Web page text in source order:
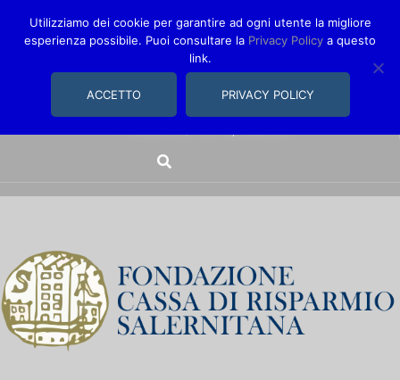
comunica@fondazionecarisal.it089 230611
Utilizziamo dei cookie per garantire ad ogni utente la migliore
esperienza possibile. Puoi consultare la Privacy Policy a questo
link.
ACCETTO PRIVACY POLICY